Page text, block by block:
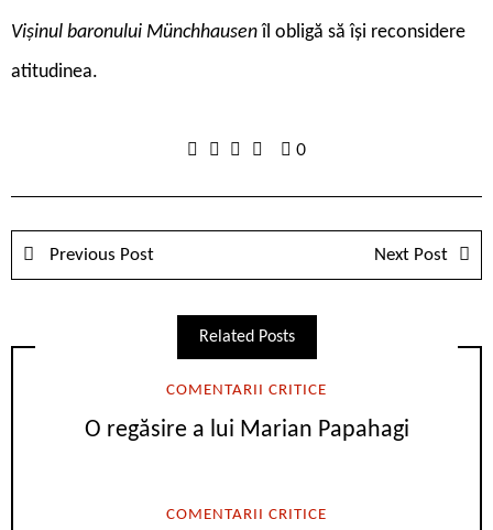
Vișinul baronului Münchhausenîl obligă să își reconsidere
atitudinea.
0
Previous Post Next Post
Related Posts
COMENTARII CRITICE
O regăsire a lui Marian Papahagi
COMENTARII CRITICE